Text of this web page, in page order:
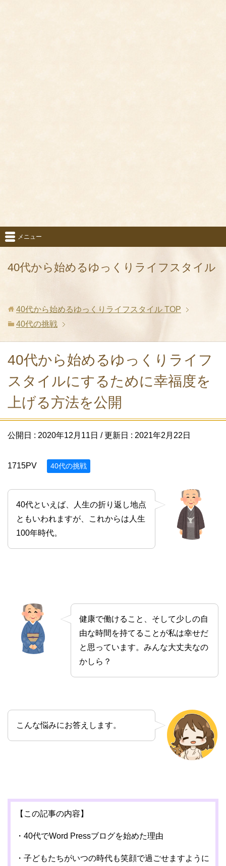
40代から始めるゆっくりライフスタイル
メニュー
40代から始めるゆっくりライフスタイル TOP
40代の挑戦
40代から始めるゆっくりライフ
スタイルにするために幸福度を
上げる方法を公開
公開日 : 2020年12月11日 / 更新日 : 2021年2月22日
1715PV 40代の挑戦
40代といえば、人生の折り返し地点
ともいわれますが、これからは人生
100年時代。
健康で働けること、そして少しの自
由な時間を持てることが私は幸せだ
と思っています。みんな大丈夫なの
かしら？
こんな悩みにお答えします。
【この記事の内容】
・40代でWord Pressブログを始めた理由
・子どもたちがいつの時代も笑顔で過ごせますように